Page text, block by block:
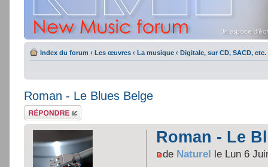
Index du forum ‹ Les œuvres ‹ La musique ‹ Digitale, sur CD, SACD, etc.
Roman - Le Blues Belge
Répondre
Roman - Le
de Naturel le Lun 6